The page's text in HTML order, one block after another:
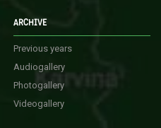
ARCHIVE
Previous years
Audiogallery
Photogallery
Videogallery